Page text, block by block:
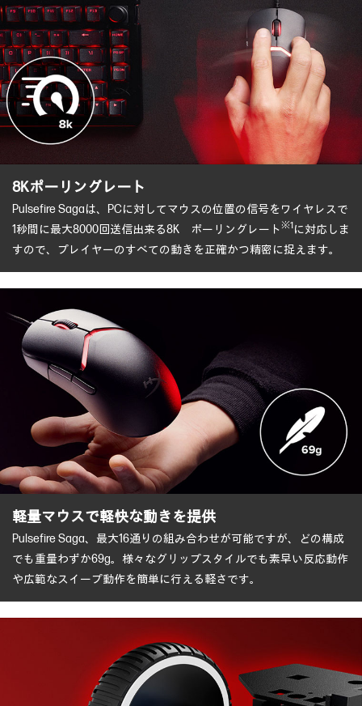
8Kポーリングレート
Pulsefire Sagaは、PCに対してマウスの位置の信号をワイヤレスで
1秒間に最大8000回送信出来る8K ポーリングレート※1に対応しま
すので、プレイヤーのすべての動きを正確かつ精密に捉えます。
軽量マウスで軽快な動きを提供
Pulsefire Saga、最大16通りの組み合わせが可能ですが、どの構成
でも重量わずか69g。様々なグリップスタイルでも素早い反応動作
や広範なスイープ動作を簡単に行える軽さです。